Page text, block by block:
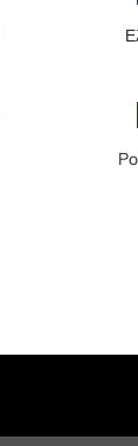
Stockholm,
nya